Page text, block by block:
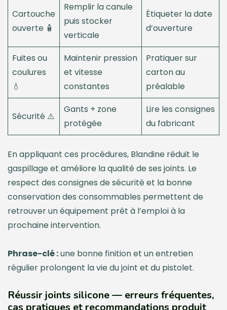
Cartouche
ouverte 🧴
Remplir la canule
puis stocker
verticale
Étiqueter la date
d’ouverture
Fuites ou
coulures
💧
Maintenir pression
et vitesse
constantes
Pratiquer sur
carton au
préalable
Sécurité ⚠️
Gants + zone
protégée
Lire les consignes
du fabricant
En appliquant ces procédures, Blandine réduit le
gaspillage et améliore la qualité de ses joints. Le
respect des consignes de sécurité et la bonne
conservation des consommables permettent de
retrouver un équipement prêt à l’emploi à la
prochaine intervention.
Phrase-clé :une bonne finition et un entretien
régulier prolongent la vie du joint et du pistolet.
Réussir joints silicone — erreurs fréquentes,
cas pratiques et recommandations produit